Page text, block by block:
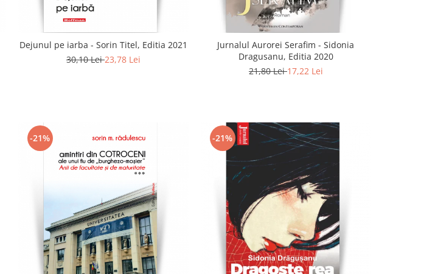
Dejunul pe iarba - Sorin Titel, Editia 2021
30,10 Lei23,78 Lei
Jurnalul Aurorei Serafim - Sidonia
Dragusanu, Editia 2020
21,80 Lei17,22 Lei
-21% -21%